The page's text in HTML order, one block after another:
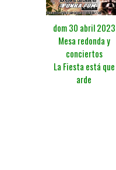
dom 30 abril 2023
Mesa redonda y
conciertos
La Fiesta está que
arde